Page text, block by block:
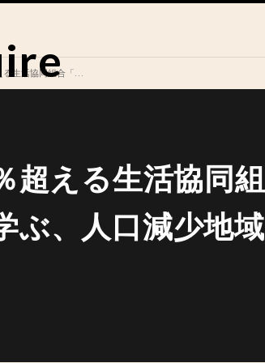
に学ぶ、人口減少地域を支える経済
超える生活協同組
ぶ、人口減少地域